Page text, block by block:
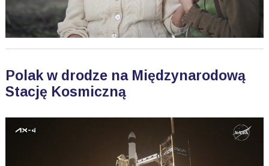
Polak w drodze na Międzynarodową
Stację Kosmiczną